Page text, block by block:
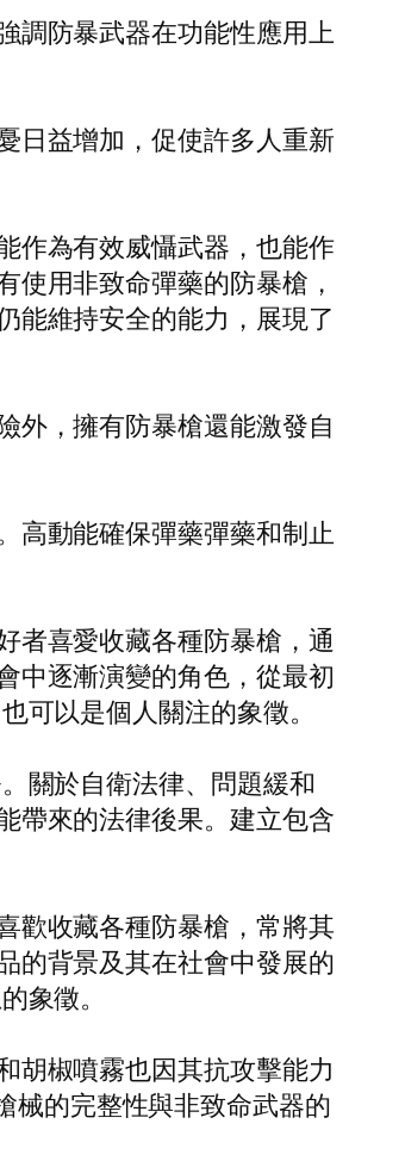
調防暴武器在功能性應用上
日益增加，促使許多人重新
作為有效威懾武器，也能作
用非致命彈藥的防暴槍，
能維持安全的能力，展現了
外，擁有防暴槍還能激發自
高動能確保彈藥彈藥和制止
者喜愛收藏各種防暴槍，通
中逐漸演變的角色，從最初
可以是個人關注的象徵。
關於自衛法律、問題緩和
帶來的法律後果。建立包含
歡收藏各種防暴槍，常將其
的背景及其在社會中發展的
象徵。
胡椒噴霧也因其抗攻擊能力
械的完整性與非致命武器的